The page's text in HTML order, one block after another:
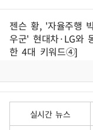
젠슨 황, '자율주행
우군' 현대차·LG와
한 4대 키워드④]
실시간 뉴스